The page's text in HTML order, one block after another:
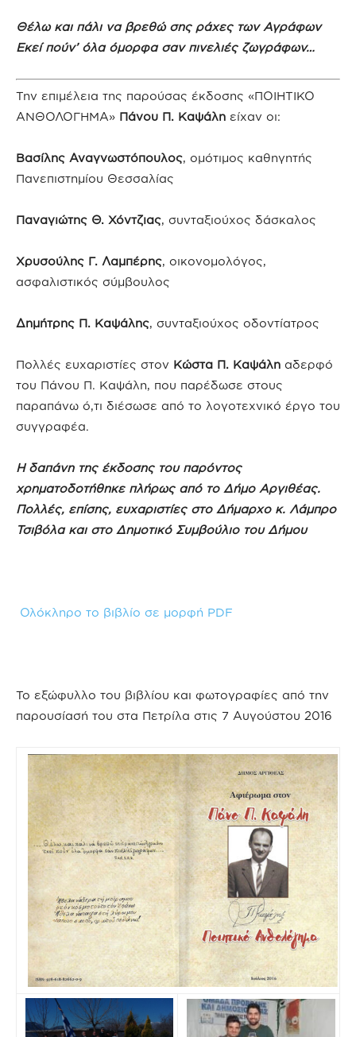
Θέλω και πάλι να βρεθώ σης ράχες των Αγράφων
Εκεί πούν’ όλα όμορφα σαν πινελιές ζωγράφων…
Την επιμέλεια της παρούσας έκδοσης «ΠΟΙΗΤΙΚΟ
ΑΝΘΟΛΟΓΗΜΑ» Πάνου Π. Καψάλη είχαν οι:
Βασίλης Αναγνωστόπουλος, ομότιμος καθηγητής
Πανεπιστημίου Θεσσαλίας
Παναγιώτης Θ. Χόντζιας, συνταξιούχος δάσκαλος
Χρυσούλης Γ. Λαμπέρης, οικονομολόγος,
ασφαλιστικός σύμβουλος
Δημήτρης Π. Καψάλης, συνταξιούχος οδοντίατρος
Πολλές ευχαριστίες στον Κώστα Π. Καψάλη αδερφό
του Πάνου Π. Καψάλη, που παρέδωσε στους
παραπάνω ό,τι διέσωσε από το λογοτεχνικό έργο του
συγγραφέα.
Η δαπάνη της έκδοσης του παρόντος
χρηματοδοτήθηκε πλήρως από το Δήμο Αργιθέας.
Πολλές, επίσης, ευχαριστίες στο Δήμαρχο κ. Λάμπρο
Τσιβόλα και στο Δημοτικό Συμβούλιο του Δήμου
Ολόκληρο το βιβλίο σε μορφή PDF
Το εξώφυλλο του βιβλίου και φωτογραφίες από την
παρουσίασή του στα Πετρίλα στις 7 Αυγούστου 2016